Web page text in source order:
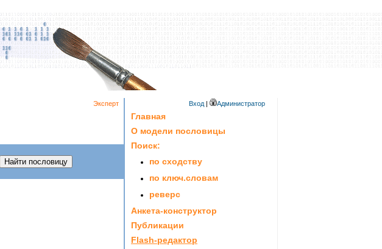
Вход | Администратор
Эксперт
Главная
О модели пословицы
Поиск:
по сходству
по ключ.словам
реверс
Анкета-конструктор
Публикации
Flash-редактор